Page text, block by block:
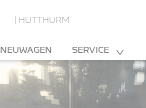
| HUTTHURM
NEUWAGEN SERVICE